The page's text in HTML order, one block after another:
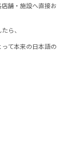
舗・施設へ直接お
ら、
て本来の日本語の